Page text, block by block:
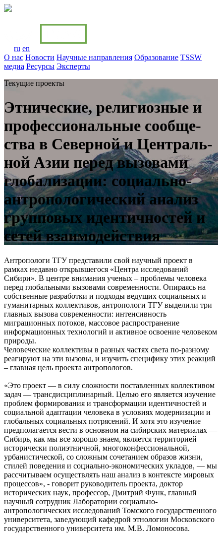
ru en
О нас Новости Научные направления Образование TSSW
медиa Ресурсы Эксперты
Текущие проекты
Этнические, религиозные и
про­фессиональные сообще­
ства в Се­верной и Централь­
ной Азии перед вызовами
глобали­зации: соци­ально-
антропологи­ческий анализ
групповых иден­тичностей и
сетей взаимодей­ствия
Антропологи ТГУ представили свой научный проект в
рамках недавно открывшегося «Центра исследований
Сибири». В центре внимания ученых – проблемы человека
перед глобальными вызовами современности. Опираясь на
собственные разработки и подходы ведущих социальных и
гуманитарных коллективов, антропологи ТГУ выделили три
главных вызова современности: интенсивность
миграционных потоков, массовое распространение
информационных технологий и активное освоение человеком
природы.
Человеческие коллективы в разных частях света по-разному
реагируют на эти вызовы, и изучить специфику этих реакций
– главная цель проекта антропологов.
«Это проект — в силу сложности поставленных коллективом
задач — трансдисциплинарный. Целью его является изучение
проблем формирования и трансформации идентичностей и
социальной адаптации человека в условиях модернизации и
глобальных социальных потрясений. И хотя это изучение
предполагается вести в основном на сибирских материалах —
Сибирь, как мы все хорошо знаем, является территорией
исторически полиэтничной, многоконфессиональной,
урбанистической, со сложным сочетанием образов жизни,
стилей поведения и социально-экономических укладов, — мы
рассчитываем осуществлять наш анализ в контексте мировых
процессов», - говорит руководитель проекта, доктор
исторических наук, профессор, Дмитрий Функ, главный
научный сотрудник Лаборатории социально-
антропологических исследований Томского государственного
университета, заведующий кафедрой этнологии Московского
государственного университета им. М.В. Ломоносова.